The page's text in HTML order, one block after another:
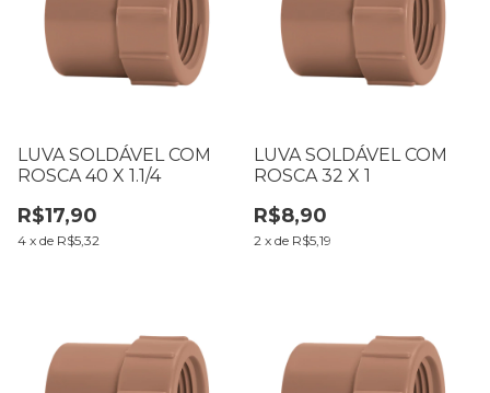
LUVA SOLDÁVEL COM
ROSCA 40 X 1.1/4
R$17,90
4 x de R$5,32
LUVA SOLDÁVEL COM
ROSCA 32 X 1
R$8,90
2 x de R$5,19